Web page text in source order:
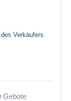
Verkäufers
Gebote